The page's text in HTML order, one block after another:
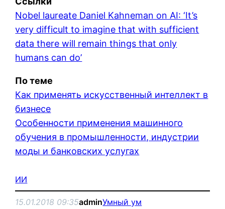
Nobel laureate Daniel Kahneman on AI: ‘It’s
very difficult to imagine that with sufficient
data there will remain things that only
humans can do’
По теме
Как применять искусственный интеллект в
бизнесе
Особенности применения машинного
обучения в промышленности, индустрии
моды и банковских услугах
ИИ
15.01.2018 09:35adminУмный ум